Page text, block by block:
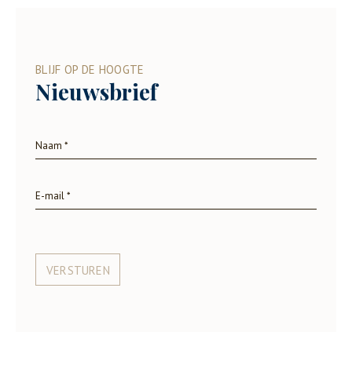
BLIJF OP DE HOOGTE
Nieuwsbrief
VERSTUREN